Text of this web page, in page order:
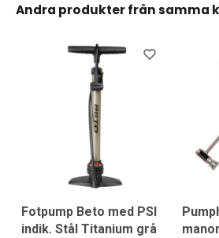
Andra produkter från samma
Fotpump Beto med PSI
indik. Stål Titanium grå